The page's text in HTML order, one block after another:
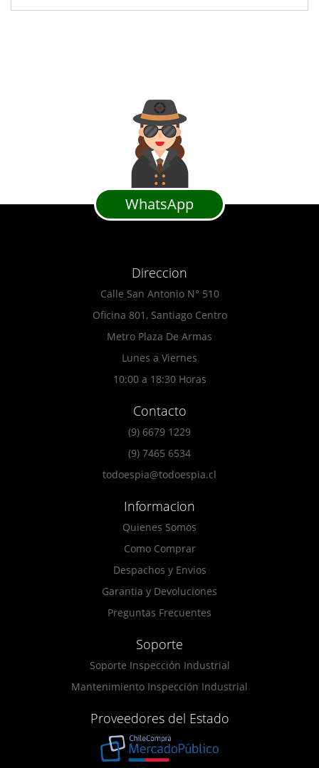
WhatsApp
Direccion
Calle San Antonio N° 510
Oficina 801, Santiago Centro
Metro Plaza De Armas
Lunes a Viernes
10:00 a 18:30 Horas
Contacto
(9) 6679 1229
(9) 7465 6534
todoespia@todoespia.cl
Informacion
Quienes Somos
Como Comprar
Despachos y Envios
Garantia y Devoluciones
Preguntas Frecuentes
Soporte
Soporte Inspección Industrial
Mantenimiento Inspección Industrial
Proveedores del Estado